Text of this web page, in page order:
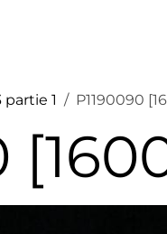
partie 1 P1190090